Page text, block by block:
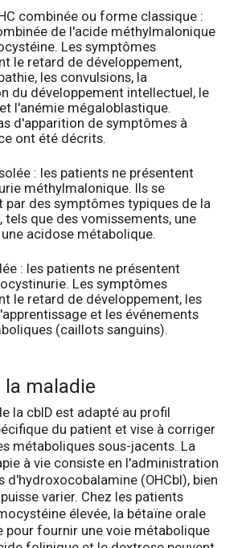
combinée ou forme classique :
de l'acide méthylmalonique
Les symptômes
le retard de développement,
les convulsions, la
du développement intellectuel, le
l'anémie mégaloblastique.
d'apparition de symptômes à
ont été décrits.
: les patients ne présentent
méthylmalonique. Ils se
par des symptômes typiques de la
tels que des vomissements, une
acidose métabolique.
: les patients ne présentent
Les symptômes
le retard de développement, les
et les événements
(caillots sanguins).
la maladie
la cblD est adapté au profil
du patient et vise à corriger
métaboliques sous-jacents. La
à vie consiste en l'administration
d'hydroxocobalamine (OHCbl), bien
varier. Chez les patients
élevée, la bétaïne orale
pour fournir une voie métabolique